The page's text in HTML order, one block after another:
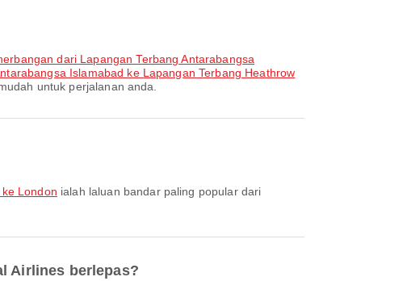
dari Lapangan Terbang Antarabangsa
Islamabad ke Lapangan Terbang Heathrow
untuk perjalanan anda.
London ialah laluan bandar paling popular dari
Airlines berlepas?